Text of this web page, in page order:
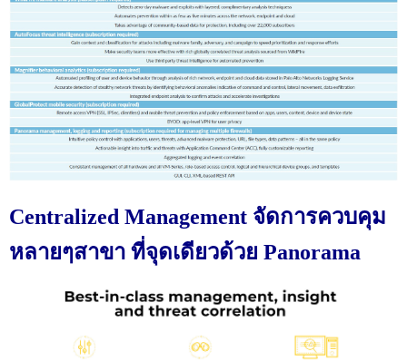
Centralized Management จัดการควบคุม
หลายๆสาขา ที่จุดเดียวด้วย Panorama